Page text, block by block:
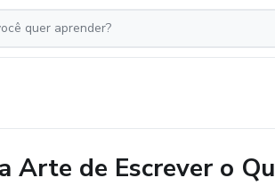
Arte de Escrever o